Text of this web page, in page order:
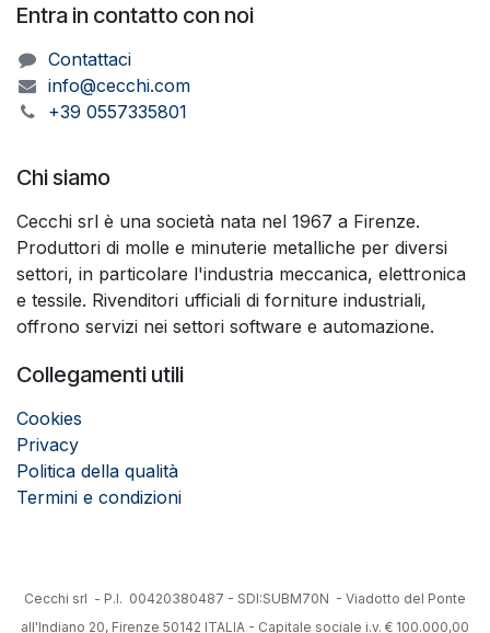
Entra in contatto con noi
Contattaci
info@cecchi.com
+39 0557335801
Chi siamo
Cecchi srl è una società nata nel 1967 a Firenze.
Produttori di molle e minuterie metalliche per diversi
settori, in particolare l'industria meccanica, elettronica
e tessile. Rivenditori ufficiali di forniture industriali,
offrono servizi nei settori software e automazione.
Collegamenti utili
Cookies
Privacy
Politica della qualità
Termini e condizioni
Cecchi srl - P.I. 00420380487 - SDI:SUBM70N - Viadotto del Ponte
all'Indiano 20, Firenze 50142 ITALIA - Capitale sociale i.v. € 100.000,00